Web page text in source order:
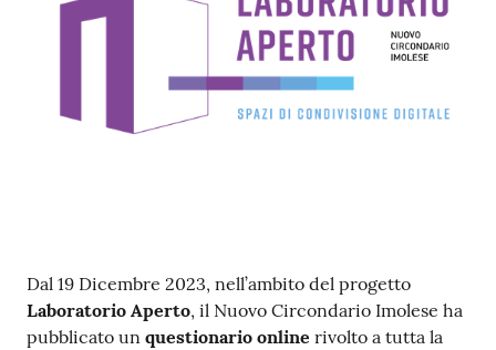
Contenuto
Dal 19 Dicembre 2023, nell’ambito del progetto
Laboratorio Aperto, il Nuovo Circondario Imolese ha
pubblicato un questionario online rivolto a tutta la